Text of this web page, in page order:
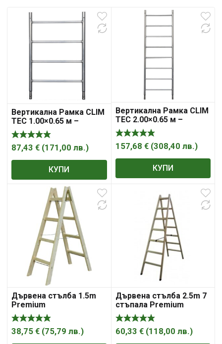
Вертикална Рамка CLIM
TEC 1.00×0.65 м –
715029 KRAUSE
87,43 € (171,00 лв.)
КУПИ
Вертикална Рамка CLIM
TEC 2.00×0.65 м –
715012 KRAUSE
157,68 € (308,40 лв.)
КУПИ
Дървена стълба 1.5m
Premium
38,75 € (75,79 лв.)
Дървена стълба 2.5m 7
стъпала Premium
60,33 € (118,00 лв.)